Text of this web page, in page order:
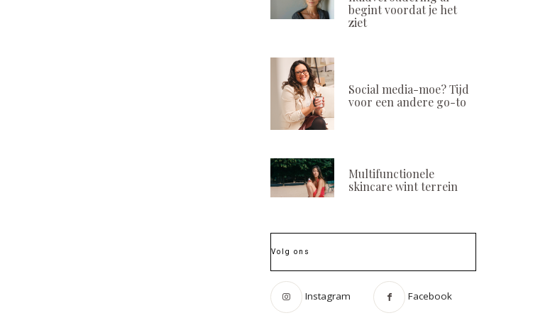
begint voordat je het
ziet
Social media-moe? Tijd
voor een andere go-to
Multifunctionele
skincare wint terrein
Volg ons
Instagram Facebook